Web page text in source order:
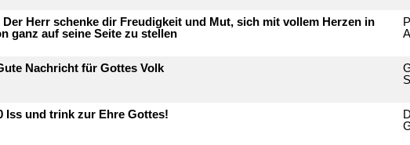
Der Herr schenke dir Freudigkeit und Mut, sich mit vollem Herzen in
ganz auf seine Seite zu stellen
Nachricht für Gottes Volk
Iss und trink zur Ehre Gottes!